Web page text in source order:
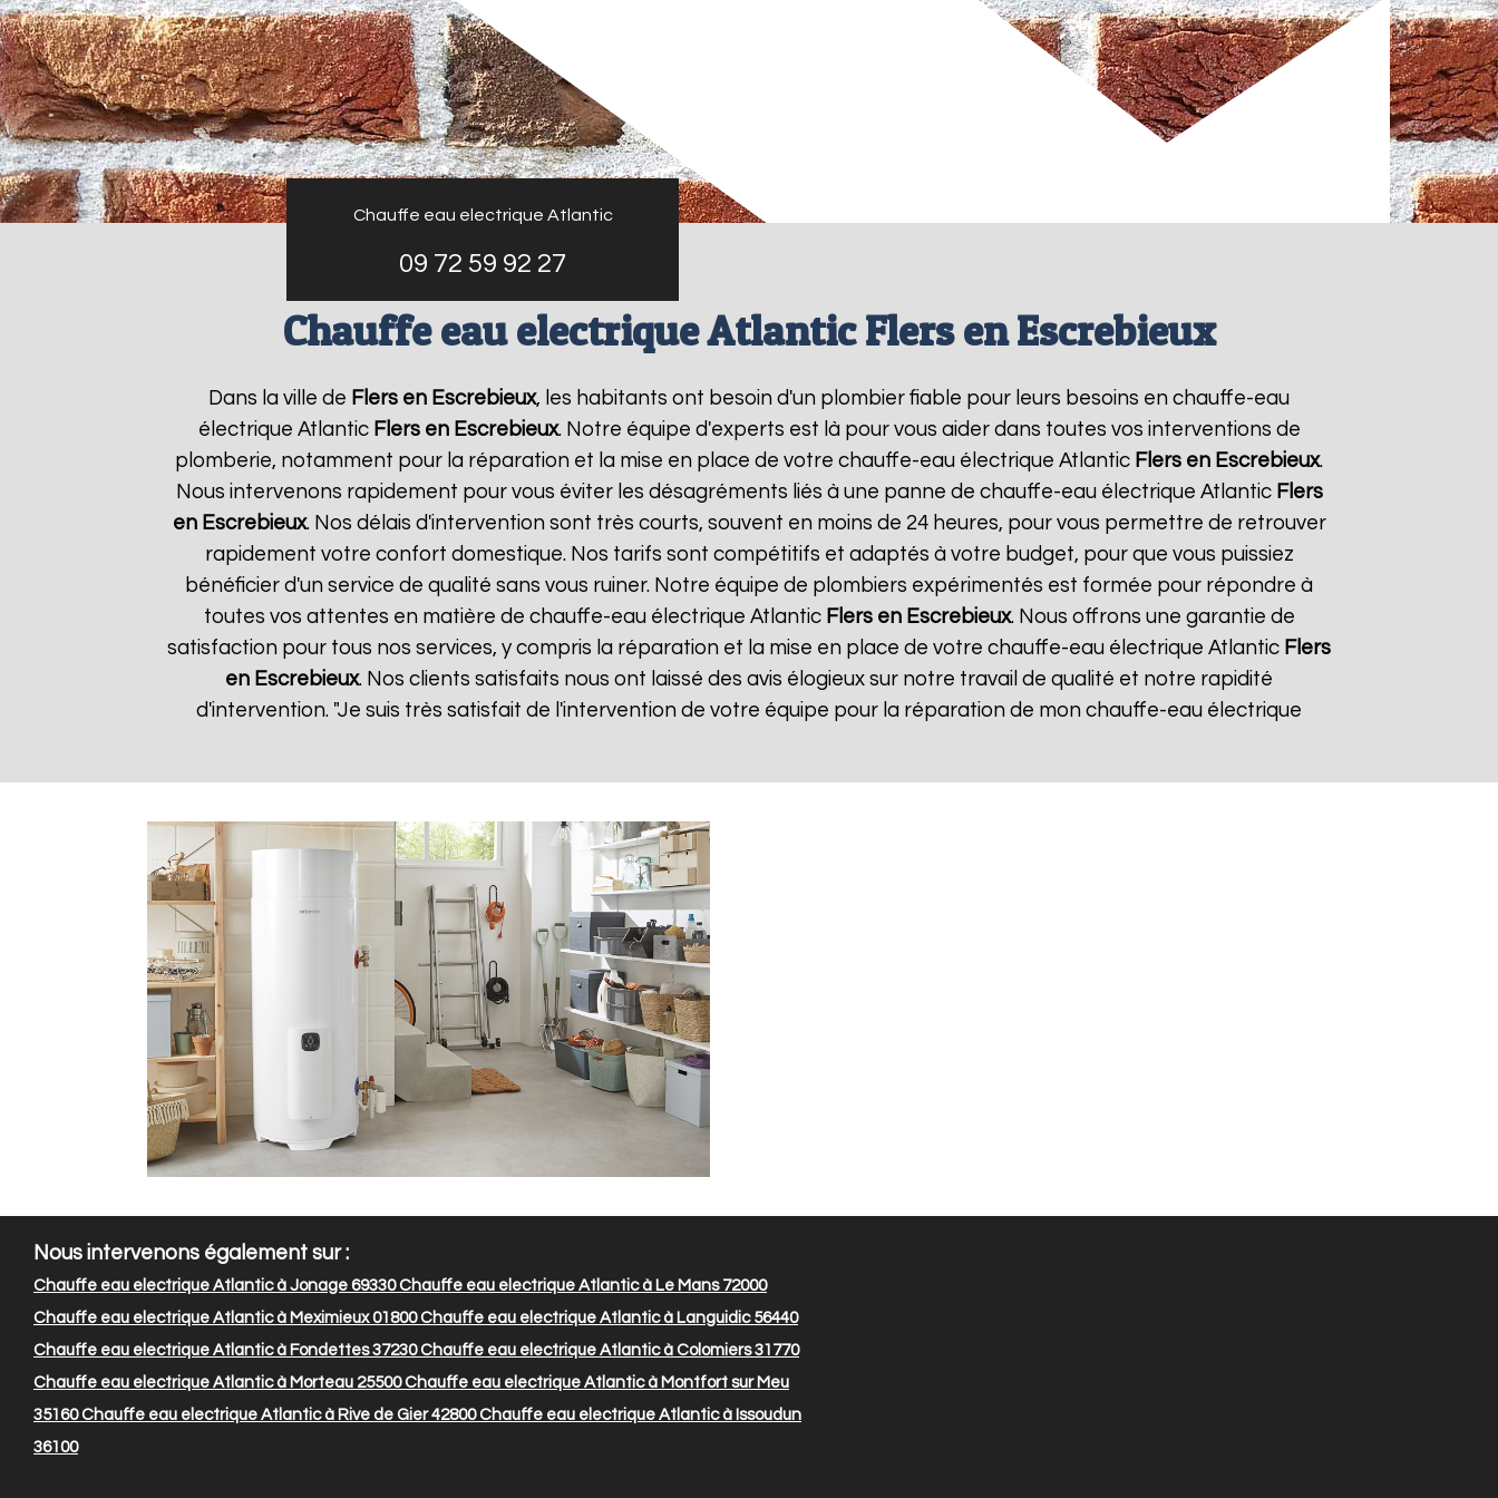
Chauffe eau electrique Atlantic
09 72 59 92 27
Chauffe eau electrique Atlantic Flers en Escrebieux
Dans la ville de Flers en Escrebieux, les habitants ont besoin d'un plombier fiable pour leurs besoins en chauffe-eau
électrique Atlantic Flers en Escrebieux. Notre équipe d'experts est là pour vous aider dans toutes vos interventions de
plomberie, notamment pour la réparation et la mise en place de votre chauffe-eau électrique Atlantic Flers en Escrebieux.
Nous intervenons rapidement pour vous éviter les désagréments liés à une panne de chauffe-eau électrique Atlantic Flers
en Escrebieux. Nos délais d'intervention sont très courts, souvent en moins de 24 heures, pour vous permettre de retrouver
rapidement votre confort domestique. Nos tarifs sont compétitifs et adaptés à votre budget, pour que vous puissiez
bénéficier d'un service de qualité sans vous ruiner. Notre équipe de plombiers expérimentés est formée pour répondre à
toutes vos attentes en matière de chauffe-eau électrique Atlantic Flers en Escrebieux. Nous offrons une garantie de
satisfaction pour tous nos services, y compris la réparation et la mise en place de votre chauffe-eau électrique Atlantic Flers
en Escrebieux. Nos clients satisfaits nous ont laissé des avis élogieux sur notre travail de qualité et notre rapidité
d'intervention. "Je suis très satisfait de l'intervention de votre équipe pour la réparation de mon chauffe-eau électrique
Nous intervenons également sur :
Chauffe eau electrique Atlantic à Jonage 69330Chauffe eau electrique Atlantic à Le Mans 72000
Chauffe eau electrique Atlantic à Meximieux 01800Chauffe eau electrique Atlantic à Languidic 56440
Chauffe eau electrique Atlantic à Fondettes 37230Chauffe eau electrique Atlantic à Colomiers 31770
Chauffe eau electrique Atlantic à Morteau 25500Chauffe eau electrique Atlantic à Montfort sur Meu
35160Chauffe eau electrique Atlantic à Rive de Gier 42800Chauffe eau electrique Atlantic à Issoudun
36100